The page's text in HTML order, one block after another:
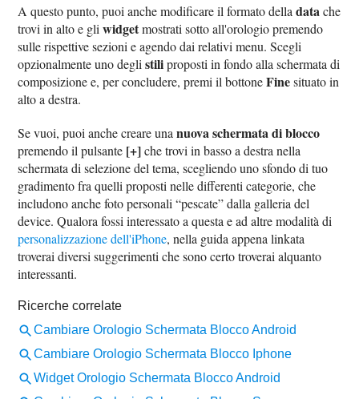
A questo punto, puoi anche modificare il formato delladatache
trovi in alto e gliwidgetmostrati sotto all'orologio premendo
sulle rispettive sezioni e agendo dai relativi menu. Scegli
opzionalmente uno deglistiliproposti in fondo alla schermata di
composizione e, per concludere, premi il bottoneFinesituato in
alto a destra.
Se vuoi, puoi anche creare unanuova schermata di blocco
premendo il pulsante [+]che trovi in basso a destra nella
schermata di selezione del tema, scegliendo uno sfondo di tuo
gradimento fra quelli proposti nelle differenti categorie, che
includono anche foto personali “pescate” dalla galleria del
device. Qualora fossi interessato a questa e ad altre modalità di
personalizzazione dell'iPhone, nella guida appena linkata
troverai diversi suggerimenti che sono certo troverai alquanto
interessanti.